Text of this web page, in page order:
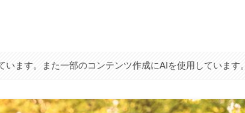
ます。また一部のコンテンツ作成にAIを使用しています。